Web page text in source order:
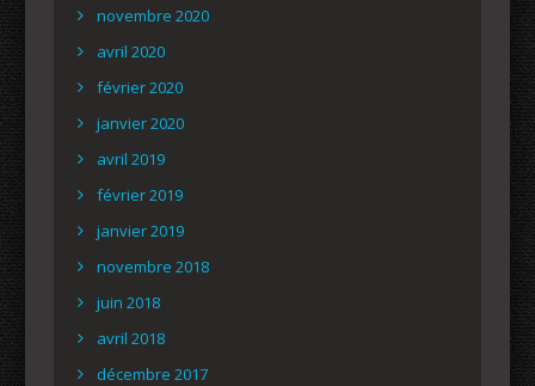
novembre 2020
avril 2020
février 2020
janvier 2020
avril 2019
février 2019
janvier 2019
novembre 2018
juin 2018
avril 2018
décembre 2017